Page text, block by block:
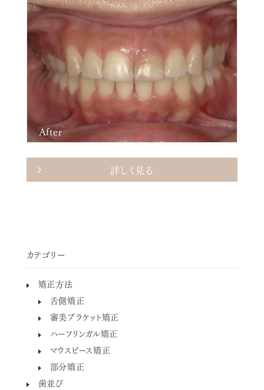
カテゴリー
矯正方法
舌側矯正
審美ブラケット矯正
ハーフリンガル矯正
マウスピース矯正
部分矯正
歯並び
After
詳しく見る